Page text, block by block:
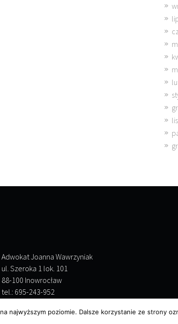
Adwokat Joanna Wawrzyniak
ul. Szeroka 1 lok. 101
88-100 Inowrocław
tel.: 695-243-952
najwyższym poziomie. Dalsze korzystanie ze strony